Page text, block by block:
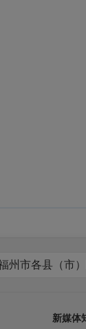
州市各县（市
新媒体